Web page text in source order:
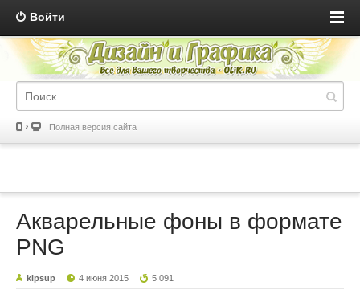
Войти
Полная версия сайта
Акварельные фоны в формате
PNG
kipsup 4 июня 2015 5 091